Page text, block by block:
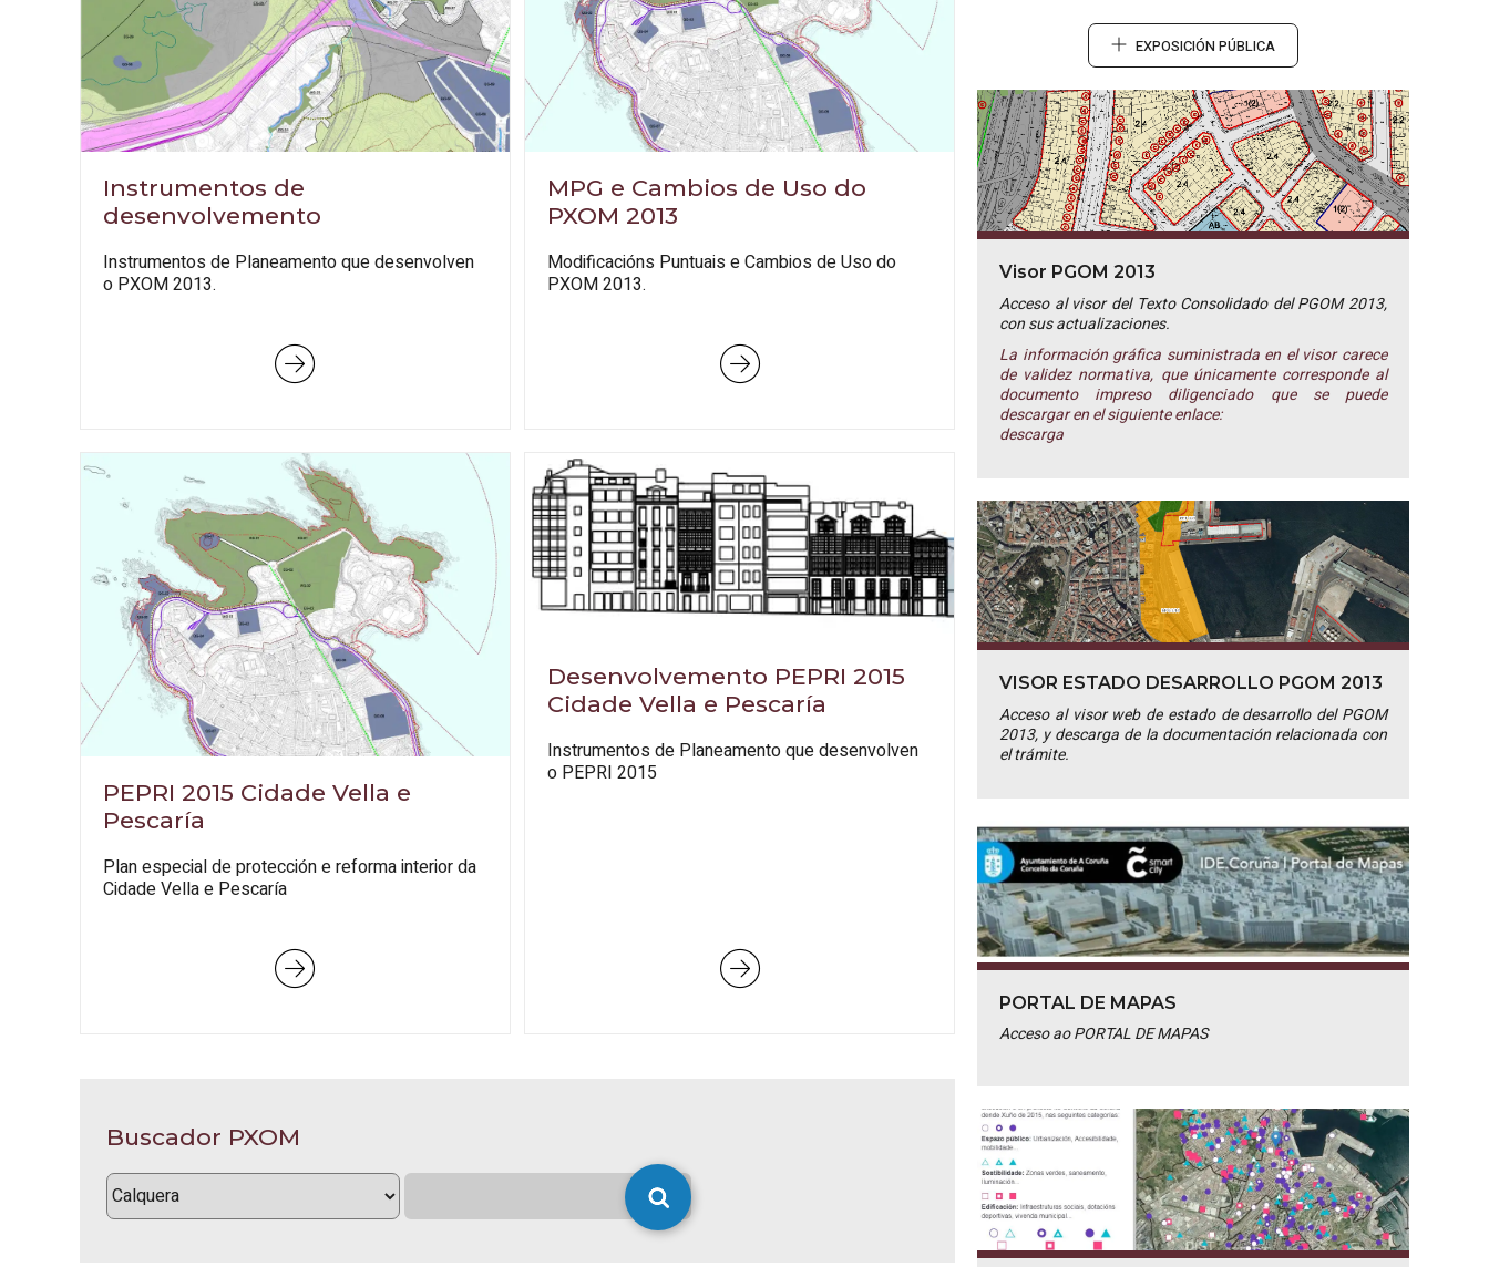
Instrumentos de
desenvolvemento
Instrumentos de Planeamento que desenvolven
o PXOM 2013.
MPG e Cambios de Uso do
PXOM 2013
Modificacións Puntuais e Cambios de Uso do
PXOM 2013.
PEPRI 2015 Cidade Vella e
Pescaría
Plan especial de protección e reforma interior da
Cidade Vella e Pescaría
Desenvolvemento PEPRI 2015
Cidade Vella e Pescaría
Instrumentos de Planeamento que desenvolven
o PEPRI 2015
Buscador PXOM
EXPOSICIÓN PÚBLICA
Visor PGOM 2013
Acceso al visor del Texto Consolidado del PGOM 2013,
con sus actualizaciones.
La información gráfica suministrada en el visor carece
de validez normativa, que únicamente corresponde al
documento impreso diligenciado que se puede
descargar en el siguiente enlace:
descarga
VISOR ESTADO DESARROLLO PGOM 2013
Acceso al visor web de estado de desarrollo del PGOM
2013, y descarga de la documentación relacionada con
el trámite.
PORTAL DE MAPAS
Acceso ao PORTAL DE MAPAS